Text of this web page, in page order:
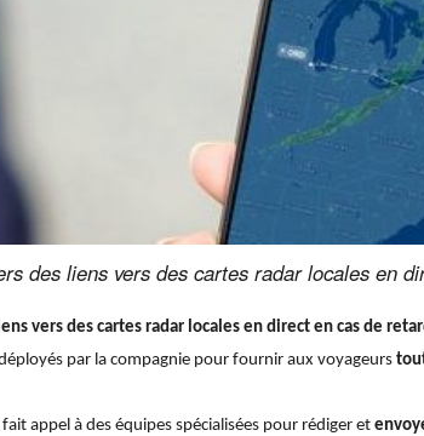
des liens vers des cartes radar locales en
vers des cartes radar locales en direct en cas de
par la compagnie pour fournir aux voyageurs
appel à des équipes spécialisées pour rédiger et